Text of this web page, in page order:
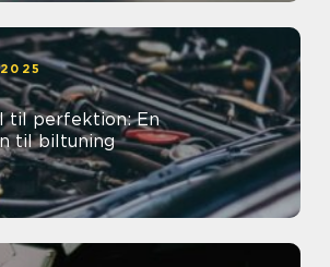
til perfektion: En
til biltuning